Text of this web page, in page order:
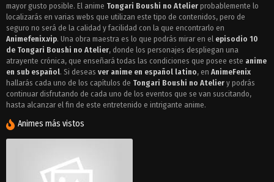
mayor gusto posible. El anime Tongari Boushi no Atelier probablemente lo
localizarás en varias webs que utilizan este tipo de contenidos, pero de
seguro no será de la calidad y facilidad con la que encontrarlo en
Animefenix.vip. Una obra maestra es lo que podrás mirar en el episodio 10
de Tongari Boushi no Atelier, donde los personajes despliegan una
atrayente crónica, que enseñará todas las condiciones que posee este anime
en sub español. Si deseas ver anime en español latino, en AnimeFenix
hallarás cada uno de los capítulos de Tongari Boushi no Atelier y podrás
continuar disfrutando de cada uno de los eventos que se van suscitando,
hasta alcanzar el fin de este entretenido e intrigante anime.
Animes más vistos